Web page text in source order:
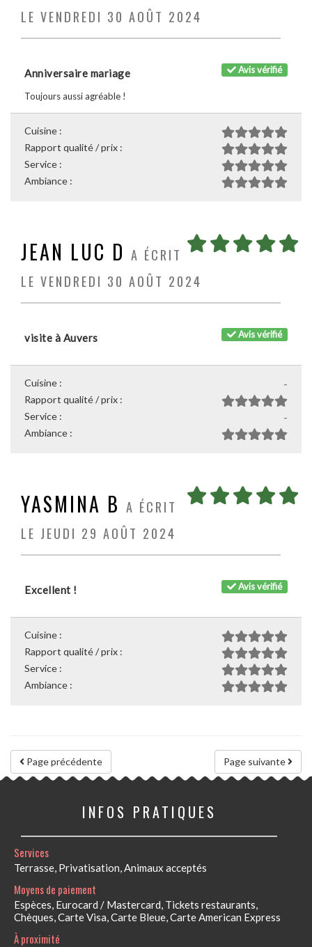
LE VENDREDI 30 AOÛT 2024
Avis vérifié
Anniversaire mariage
Toujours aussi agréable !
Cuisine :
Rapport qualité / prix :
Service :
Ambiance :
JEAN LUC D A ÉCRIT
LE VENDREDI 30 AOÛT 2024
Avis vérifié
visite à Auvers
-
Cuisine :
Rapport qualité / prix :
-
Service :
Ambiance :
YASMINA B A ÉCRIT
LE JEUDI 29 AOÛT 2024
Avis vérifié
Excellent !
Cuisine :
Rapport qualité / prix :
Service :
Ambiance :
Page suivante
Page précédente
INFOS PRATIQUES
Services
Terrasse, Privatisation, Animaux acceptés
Moyens de paiement
Espèces, Eurocard / Mastercard, Tickets restaurants,
Chèques, Carte Visa, Carte Bleue, Carte American Express
À proximité